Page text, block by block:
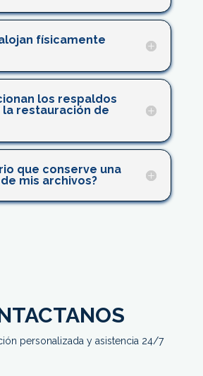
físicamente
los respaldos
la restauración de
que conserve una
mis archivos?
personalizada y asistencia 24/7